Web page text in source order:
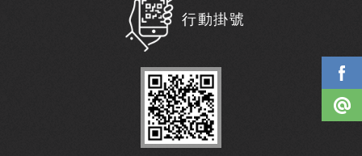
行動掛號